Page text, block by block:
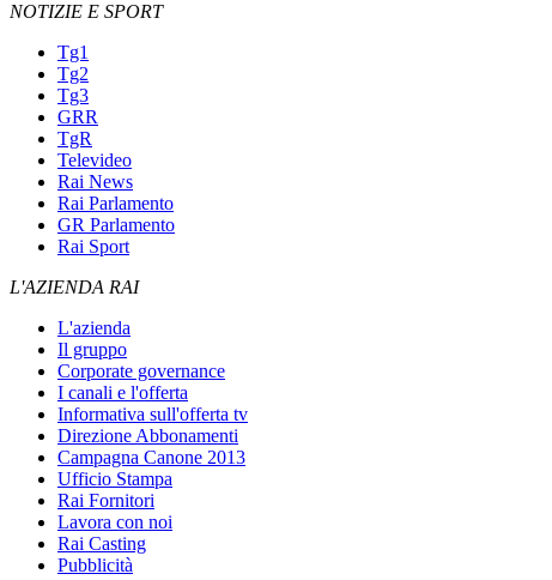
NOTIZIE E SPORT
Tg1
Tg2
Tg3
GRR
TgR
Televideo
Rai News
Rai Parlamento
GR Parlamento
Rai Sport
L'AZIENDA RAI
L'azienda
Il gruppo
Corporate governance
I canali e l'offerta
Informativa sull'offerta tv
Direzione Abbonamenti
Campagna Canone 2013
Ufficio Stampa
Rai Fornitori
Lavora con noi
Rai Casting
Pubblicità